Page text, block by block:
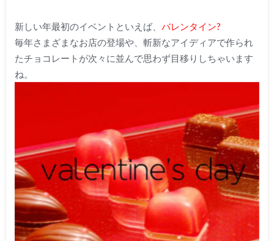
新しい年最初のイベントといえば、 バレンタイン?
毎年さまざまなお店の登場や、斬新なアイディアで作られ
たチョコレートが次々に並んで思わず目移りしちゃいます
ね。